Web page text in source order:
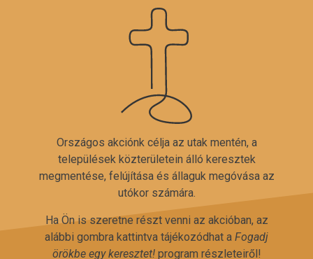
Országos akciónk célja az utak mentén, a
települések közterületein álló keresztek
megmentése, felújítása és állaguk megóvása az
utókor számára.
Ha Ön is szeretne részt venni az akcióban, az
alábbi gombra kattintva tájékozódhat a Fogadj
örökbe egy keresztet!program részleteiről!